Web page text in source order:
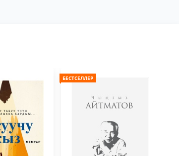
БЕСТСЕЛЛЕР